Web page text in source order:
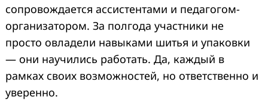
сопровождается ассистентами и педагогом-
организатором. За полгода участники не
просто овладели навыками шитья и упаковки
— они научились работать. Да, каждый в
рамках своих возможностей, но ответственно и
уверенно.